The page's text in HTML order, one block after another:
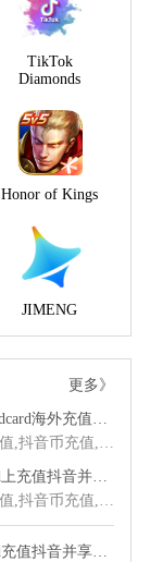
TikTok
Diamonds
Honor of Kings
JIMENG
更多》
抖音充值在uspeedcard海外充值平台的优势
抖音充值,抖币充值,抖音币充值,海外抖音充值,抖音海外充值,抖音充值海外,海外充值
如何在uspeedcard上充值抖音并享受优质服务
抖音充值,抖币充值,抖音币充值,海外抖音充值,抖音海外充值,抖音充值海外,海外充值
如何在uspeedcard充值抖音并享受快速发货的便利